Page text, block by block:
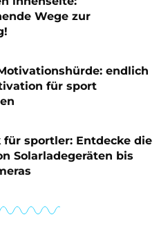
Wege zur
endlich
für sport
für sportler: Entdecke die
Solarladegeräten bis